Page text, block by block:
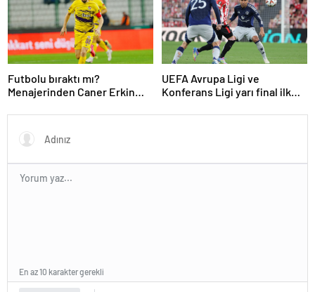
Futbolu bıraktı mı?
Menajerinden Caner Erkin
UEFA Avrupa Ligi ve
Konferans Ligi yarı final ilk
En az 10 karakter gerekli